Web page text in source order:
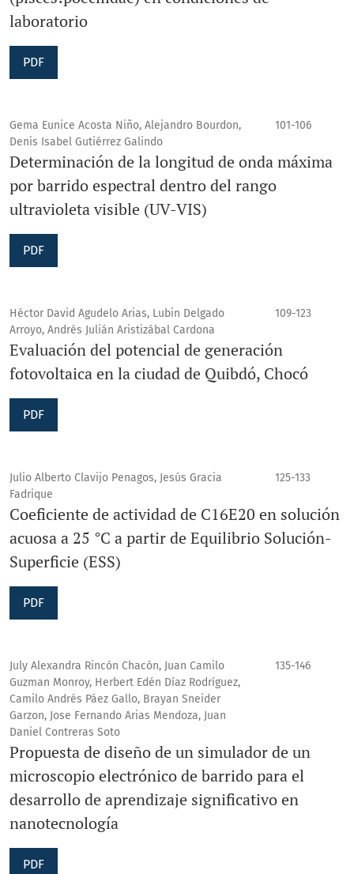
laboratorio
PDF
Gema Eunice Acosta Niño, Alejandro Bourdon,
Denis Isabel Gutiérrez Galindo
101-106
Determinación de la longitud de onda máxima
por barrido espectral dentro del rango
ultravioleta visible (UV-VIS)
PDF
Héctor David Agudelo Arias, Lubin Delgado
Arroyo, Andrés Julián Aristizábal Cardona
109-123
Evaluación del potencial de generación
fotovoltaica en la ciudad de Quibdó, Chocó
PDF
Julio Alberto Clavijo Penagos, Jesús Gracia
Fadrique
125-133
Coeficiente de actividad de C16E20 en solución
acuosa a 25 °C a partir de Equilibrio Solución-
Superficie (ESS)
PDF
July Alexandra Rincón Chacón, Juan Camilo
Guzman Monroy, Herbert Edén Díaz Rodríguez,
Camilo Andrés Páez Gallo, Brayan Sneider
Garzon, Jose Fernando Arias Mendoza, Juan
Daniel Contreras Soto
135-146
Propuesta de diseño de un simulador de un
microscopio electrónico de barrido para el
desarrollo de aprendizaje significativo en
nanotecnología
PDF